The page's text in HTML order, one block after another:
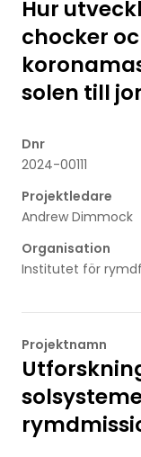
Hur
chocker
solen till
Dnr
2024-00111
Projektledare
Andrew Dimmock
Organisation
Institutet för
Projektnamn